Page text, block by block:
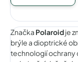
Značka Polaroidje
brýle a dioptrické
technologií ochrany